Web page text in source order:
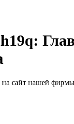
на сайт нашей